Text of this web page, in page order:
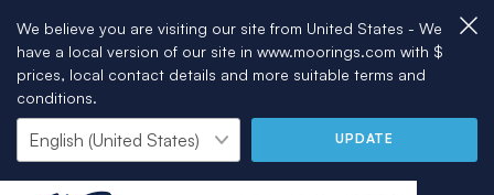
We believe you are visiting our site from United States - We
have a local version of our site in www.moorings.com with $
prices, local contact details and more suitable terms and
conditions.
UPDATE